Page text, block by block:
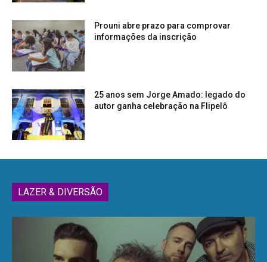
Prouni abre prazo para comprovar
informações da inscrição
25 anos sem Jorge Amado: legado do
autor ganha celebração na Flipelô
LAZER & DIVERSÃO